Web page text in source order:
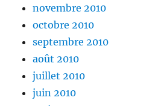
novembre 2010
octobre 2010
septembre 2010
août 2010
juillet 2010
juin 2010